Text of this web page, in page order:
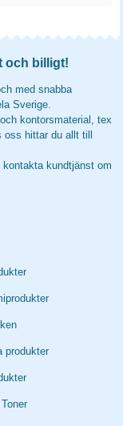
och billigt!
med snabba
Sverige.
kontorsmaterial, tex
hittar du allt till
kundtjänst om
produkter